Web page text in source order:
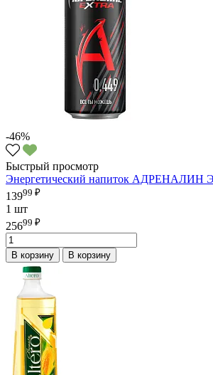
-46%
Быстрый просмотр
Энергетический напиток АДРЕНАЛИН
13999 ₽
1 шт
25699 ₽
В корзину В корзину